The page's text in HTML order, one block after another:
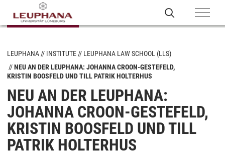
LEUPHANA INSTITUTE
LEUPHANA LAW SCHOOL (LLS)
NEU AN DER LEUPHANA: JOHANNA CROON-GESTEFELD,
KRISTIN BOOSFELD UND TILL PATRIK HOLTERHUS
NEU AN DER LEUPHANA:
JOHANNA CROON-GESTEFELD,
KRISTIN BOOSFELD UND TILL
PATRIK HOLTERHUS